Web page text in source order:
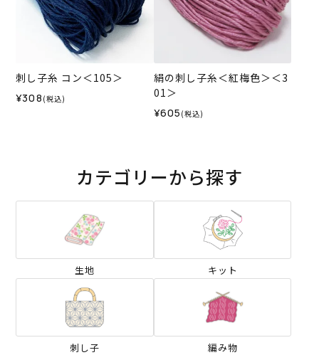
刺し子糸 コン＜105＞
¥308 (税込)
絹の刺し子糸＜紅梅色＞＜3
01＞
¥605 (税込)
カテゴリーから探す
生地 キット
刺し子 編み物